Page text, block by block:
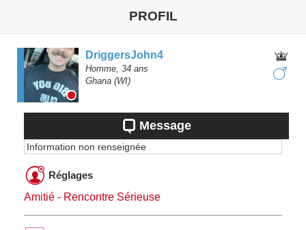
PROFIL
DriggersJohn4
Homme, 34 ans
Ghana (WI)
Message
Information non renseignée
Réglages
Amitié - Rencontre Sérieuse